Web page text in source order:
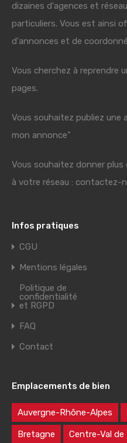
dizaines d'agences et
particuliers. Vous est ainsi
d'annonces et de
Vous cherchez à reprendre
pages.
Vous souhaitez publiez une
mon annonce"
Vous souhaitez donner
à votre réseau : contactez-
Infos pratiques
CGU
Mentions légales
Politique de
confidentialité
et RGPD
FAQ
Contact
Emplacements de bien
Auvergne-Rhône-Alpes
Bretagne Centre-Val de